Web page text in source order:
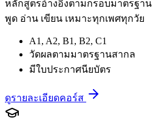
หลักสูตรอ้างอิงตามกรอบมาตรฐาน
พูด อ่าน เขียน เหมาะทุกเพศทุกวัย
A1, A2, B1, B2, C1
วัดผลตามมาตรฐานสากล
มีใบประกาศนียบัตร
ดูรายละเอียดคอร์ส